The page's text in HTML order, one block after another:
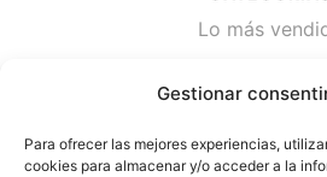
Gestionar
Para ofrecer las mejores experiencias,
cookies para almacenar y/o acceder a la
Lo más
Desinfección de